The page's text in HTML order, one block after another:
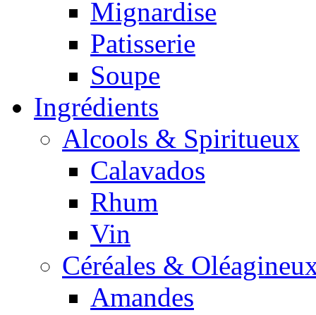
Mignardise
Patisserie
Soupe
Ingrédients
Alcools & Spiritueux
Calavados
Rhum
Vin
Céréales &
Amandes